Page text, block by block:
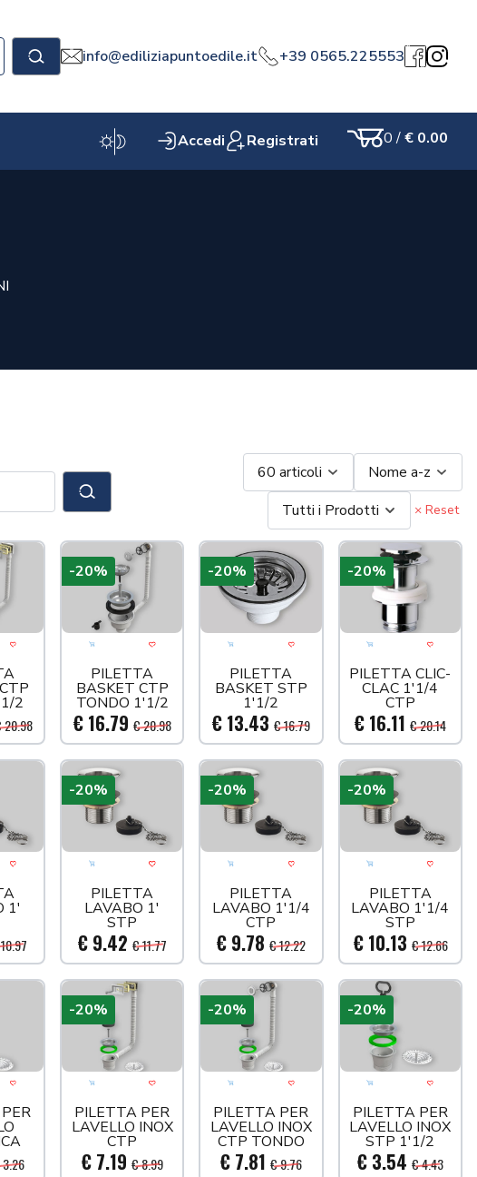
Cerca info@ediliziapuntoedile.it +39 0565.225553Facebook
Accedi Registrati Carrello
0/€ 0.00
Cerca
60 articoli
Nome a-z
Tutti i Prodotti
× Reset
al carrello
Acquista più tardi
2
20.98
Aggiungi al carrello
Acquista più tardi
PILETTA
BASKET CTP
TONDO 1'1/2
€ 16.79 € 20.98
-20%
Aggiungi al carrello
Acquista più tardi
PILETTA
BASKET STP
1'1/2
€ 13.43 € 16.79
-20%
Aggiungi al
PILETTA CLIC-
CLAC 1'1/4
CTP
€ 16.11 € 20.14
-20%
al carrello
Acquista più tardi
1'
Aggiungi al carrello
Acquista più tardi
PILETTA
LAVABO 1'
STP
€ 9.42 € 11.77
-20%
Aggiungi al carrello
Acquista più tardi
PILETTA
LAVABO 1'1/4
CTP
€ 9.78 € 12.22
-20%
Aggiungi al
PILETTA
LAVABO 1'1/4
STP
€ 10.13 € 12.66
-20%
al carrello
Acquista più tardiAggiungi al carrello
Acquista più tardi
PILETTA PER
LAVELLO INOX
CTP
RETTANGOLARE
€ 7.19 € 8.99
-20%
Aggiungi al carrello
Acquista più tardi
PILETTA PER
LAVELLO INOX
CTP TONDO
€ 7.81 € 9.76
-20%
Aggiungi al
PILETTA PER
LAVELLO INOX
STP 1'1/2
€ 3.54 € 4.43
-20%